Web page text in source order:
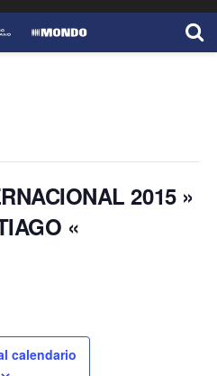
2015 »
«
calendario